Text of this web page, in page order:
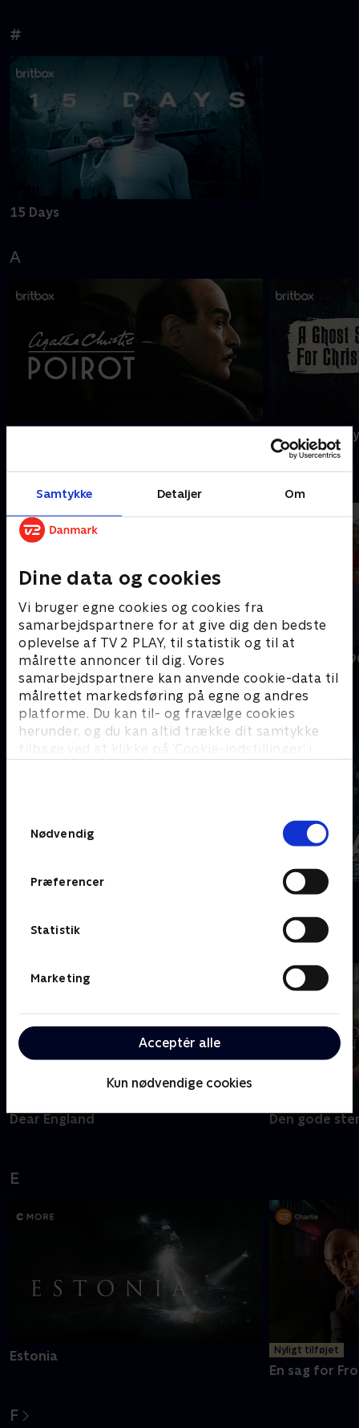
Samtykke Detaljer Om
Dine data og cookies
Vi bruger egne cookies og cookies fra
samarbejdspartnere for at give dig den bedste
oplevelse af TV 2 PLAY, til statistik og til at
målrette annoncer til dig. Vores
samarbejdspartnere kan anvende cookie-data til
målrettet markedsføring på egne og andres
platforme. Du kan til- og fravælge cookies
herunder, og du kan altid trække dit samtykke
tilbage ved at klikke på ’Cookie-indstillinger’ i
Nødvendig
Præferencer
Statistik
Marketing
Acceptér alle
Kun nødvendige cookies
#
15 Days
A
A Ghost
BH90210 Beverly Hills
Cleaning Up
Dear England Den gode
E
Estonia Nyligt tilføjet
En sag for
F